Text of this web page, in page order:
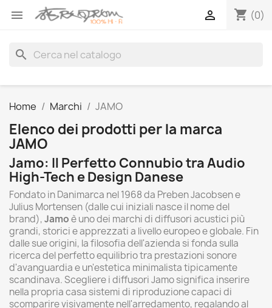
 shopping_cart (0)

search
Home Marchi JAMO
Elenco dei prodotti per la marca
JAMO
Jamo: Il Perfetto Connubio tra Audio
High-Tech e Design Danese
Fondato in Danimarca nel 1968 da Preben Jacobsen e
Julius Mortensen (dalle cui iniziali nasce il nome del
brand),Jamoè uno dei marchi di diffusori acustici più
grandi, storici e apprezzati a livello europeo e globale. Fin
dalle sue origini, la filosofia dell'azienda si fonda sulla
ricerca del perfetto equilibrio tra prestazioni sonore
d'avanguardia e un'estetica minimalista tipicamente
scandinava. Scegliere i diffusori Jamo significa inserire
nella propria casa sistemi di riproduzione capaci di
scomparire visivamente nell'arredamento, regalando al